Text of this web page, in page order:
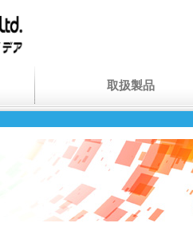
取扱製品